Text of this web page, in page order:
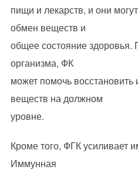
пищи и лекарств, и они
обмен веществ и
общее состояние здоровья.
организма, ФК
может помочь
веществ на должном
уровне.
Кроме того, ФГК усиливает
Иммунная